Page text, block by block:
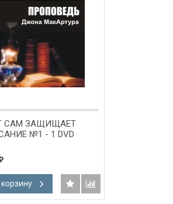
САМ ЗАЩИЩАЕТ
№1 - 1 DVD
корзину